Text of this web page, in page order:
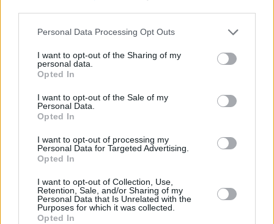
Please note that this website/app uses one or more Google
not limited to your visit or usage behaviour. You may click to
grant or deny consent to Google and its third-party tags to
use your data for below specified purposes in below Google
consent section.
Personal Data Processing Opt Outs
I want to opt-out of the Sharing of my
personal data.
Opted In
I want to opt-out of the Sale of my
Personal Data.
Opted In
I want to opt-out of processing my
Personal Data for Targeted Advertising.
Opted In
I want to opt-out of Collection, Use,
Retention, Sale, and/or Sharing of my
Personal Data that Is Unrelated with the
Purposes for which it was collected.
Opted In
17.08.2025, 19:26